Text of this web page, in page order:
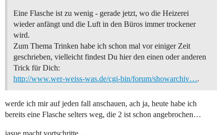
Eine Flasche ist zu wenig - gerade jetzt, wo die Heizerei
wieder anfängt und die Luft in den Büros immer trockener
wird.
Zum Thema Trinken habe ich schon mal vor einiger Zeit
geschrieben, vielleicht findest Du hier den einen oder anderen
Trick für Dich:
http://www.wer-weiss-was.de/cgi-bin/forum/showarchiv….
werde ich mir auf jeden fall anschauen, ach ja, heute habe ich
bereits eine Flasche selters weg, die 2 ist schon angebrochen…
jasue macht vortschritte…